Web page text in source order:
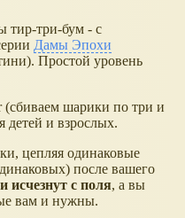
тир-три-бум - с
Дамы Эпохи
Простой уровень
(сбиваем шарики по три и
детей и взрослых.
цепляя одинаковые
после вашего
исчезнут с поля, а вы
вам и нужны.